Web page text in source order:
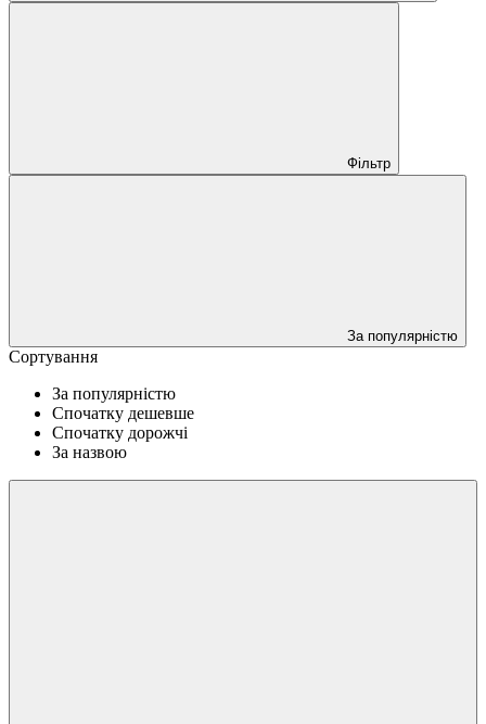
Фільтр
За популярністю
Сортування
За популярністю
Спочатку дешевше
Спочатку дорожчі
За назвою